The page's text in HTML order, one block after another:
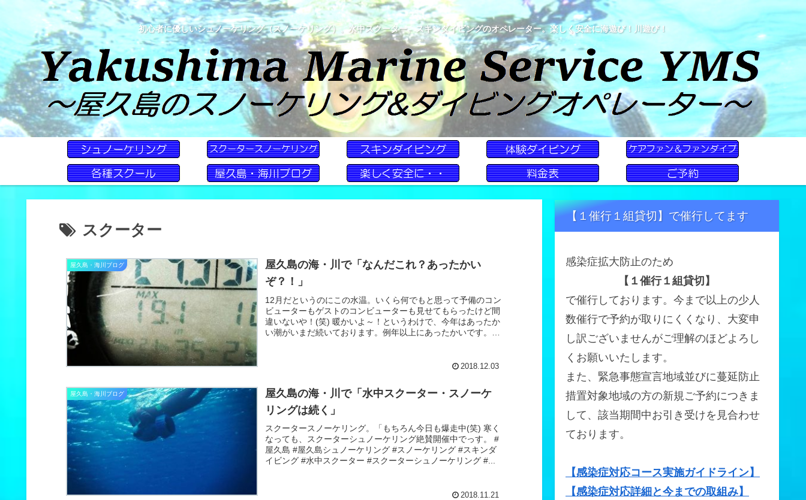
初心者に優しいシュノーケリング（スノーケリング）、水中スクーター、スキンダイビングのオペレーター。楽しく安全に海遊び！川遊び！
スクーター
屋久島・海川ブログ
屋久島の海・川で「なんだこれ？あったかい
ぞ？！」
12月だというのにこの水温。いくら何でもと思って予備のコン
ビューターもゲストのコンビューターも見せてもらったけど間
違いないや！(笑) 暖かいよ～！というわけで、今年はあったか
い潮がいまだ続いております。例年以上にあったかいです。単
2018.12.03
屋久島・海川ブログ
屋久島の海・川で「水中スクーター・スノーケ
リングは続く」
スクータースノーケリング。「もちろん今日も爆走中(笑) 寒く
なっても、スクーターシュノーケリング絶賛開催中でっす。 #
屋久島 #屋久島シュノーケリング #スノーケリング #スキンダ
イビング #水中スクーター #スクーターシュノーケリング #...
2018.11.21
【１催行１組貸切】で催行してます
感染症拡大防止のため
【１催行１組貸切】
で催行しております。今まで以上の少人
数催行で予約が取りにくくなり、大変申
し訳ございませんがご理解のほどよろし
くお願いいたします。
また、緊急事態宣言地域並びに蔓延防止
措置対象地域の方の新規ご予約につきま
して、該当期間中お引き受けを見合わせ
ております。
【感染症対応コース実施ガイドライン】
【感染症対応詳細と今までの取組み】